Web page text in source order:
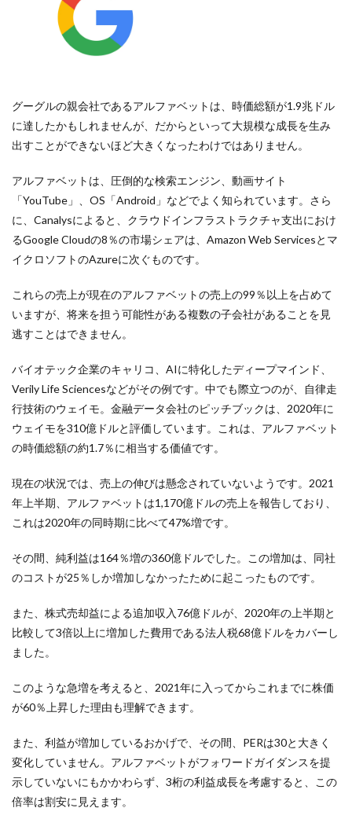
グーグルの親会社であるアルファベットは、時価総額が1.9兆ドル
に達したかもしれませんが、だからといって大規模な成長を生み
出すことができないほど大きくなったわけではありません。
アルファベットは、圧倒的な検索エンジン、動画サイト
「YouTube」、OS「Android」などでよく知られています。さら
に、Canalysによると、クラウドインフラストラクチャ支出におけ
るGoogle Cloudの8％の市場シェアは、Amazon Web Servicesとマ
イクロソフトのAzureに次ぐものです。
これらの売上が現在のアルファベットの売上の99％以上を占めて
いますが、将来を担う可能性がある複数の子会社があることを見
逃すことはできません。
バイオテック企業のキャリコ、AIに特化したディープマインド、
Verily Life Sciencesなどがその例です。中でも際立つのが、自律走
行技術のウェイモ。金融データ会社のピッチブックは、2020年に
ウェイモを310億ドルと評価しています。これは、アルファベット
の時価総額の約1.7％に相当する価値です。
現在の状況では、売上の伸びは懸念されていないようです。2021
年上半期、アルファベットは1,170億ドルの売上を報告しており、
これは2020年の同時期に比べて47%増です。
その間、純利益は164％増の360億ドルでした。この増加は、同社
のコストが25％しか増加しなかったために起こったものです。
また、株式売却益による追加収入76億ドルが、2020年の上半期と
比較して3倍以上に増加した費用である法人税68億ドルをカバーし
ました。
このような急増を考えると、2021年に入ってからこれまでに株価
が60％上昇した理由も理解できます。
また、利益が増加しているおかげで、その間、PERは30と大きく
変化していません。アルファベットがフォワードガイダンスを提
示していないにもかかわらず、3桁の利益成長を考慮すると、この
倍率は割安に見えます。